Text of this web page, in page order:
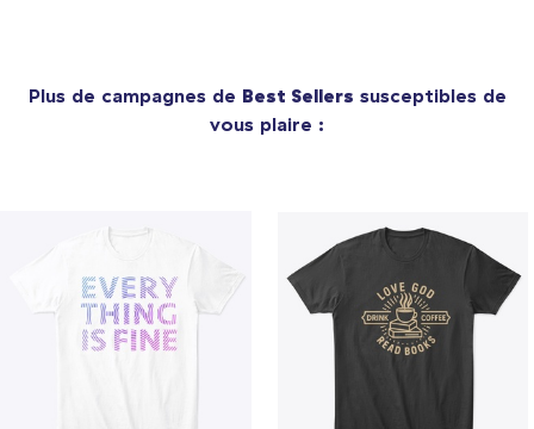
Plus de campagnes de Best Sellers susceptibles de
vous plaire :